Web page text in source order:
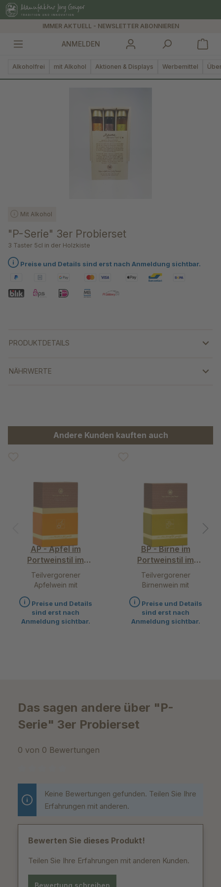
springen
IMMER AKTUELL - NEWSLETTER ABONNIEREN
ANMELDEN
Alkoholfrei mit Alkohol Aktionen & Displays Werbemittel
Mit Alkohol
"P-Serie" 3er Probierset
3 Taster 5cl in der Holzkiste
Preise und Details sind erst nach Anmeldung sichtbar.
PRODUKTDETAILS
NÄHRWERTE
Produktgalerie überspringen
Andere Kunden kauften auch
AP - Apfel im
Portweinstil im
Schmuckkarton
Teilvergorener
Apfelwein mit
Preise und Details
sind erst nach
Anmeldung sichtbar.
BP - Birne im
Portweinstil im
Schmuckkarton
Teilvergorener
Birnenwein mit
Preise und Details
sind erst nach
Anmeldung sichtbar.
Das sagen andere über "P-
Serie" 3er Probierset
0 von 0 Bewertungen
Durchschnittliche Bewertung von 0 von 5 Sternen
Keine Bewertungen gefunden. Teilen Sie Ihre
Erfahrungen mit anderen.
Bewerten Sie dieses Produkt!
Teilen Sie Ihre Erfahrungen mit anderen Kunden.
Bewertung schreiben